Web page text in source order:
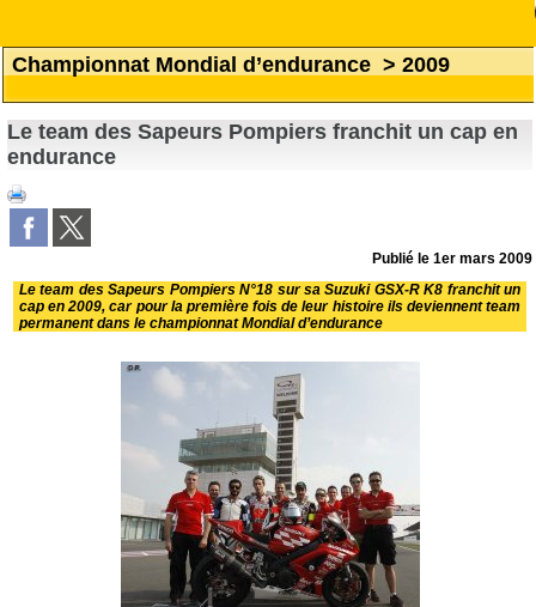
Championnat Mondial d’endurance > 2009
Le team des Sapeurs Pompiers franchit un cap en
endurance
Publié le1er mars 2009
Le team des Sapeurs Pompiers N°18 sur sa Suzuki GSX-R K8 franchit un
cap en 2009, car pour la première fois de leur histoire ils deviennent team
permanent dans le championnat Mondial d’endurance